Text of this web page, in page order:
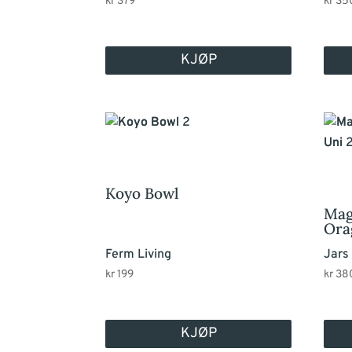
KJØP
Koyo Bowl
Ferm Living
kr199
KJØP
Jars
kr